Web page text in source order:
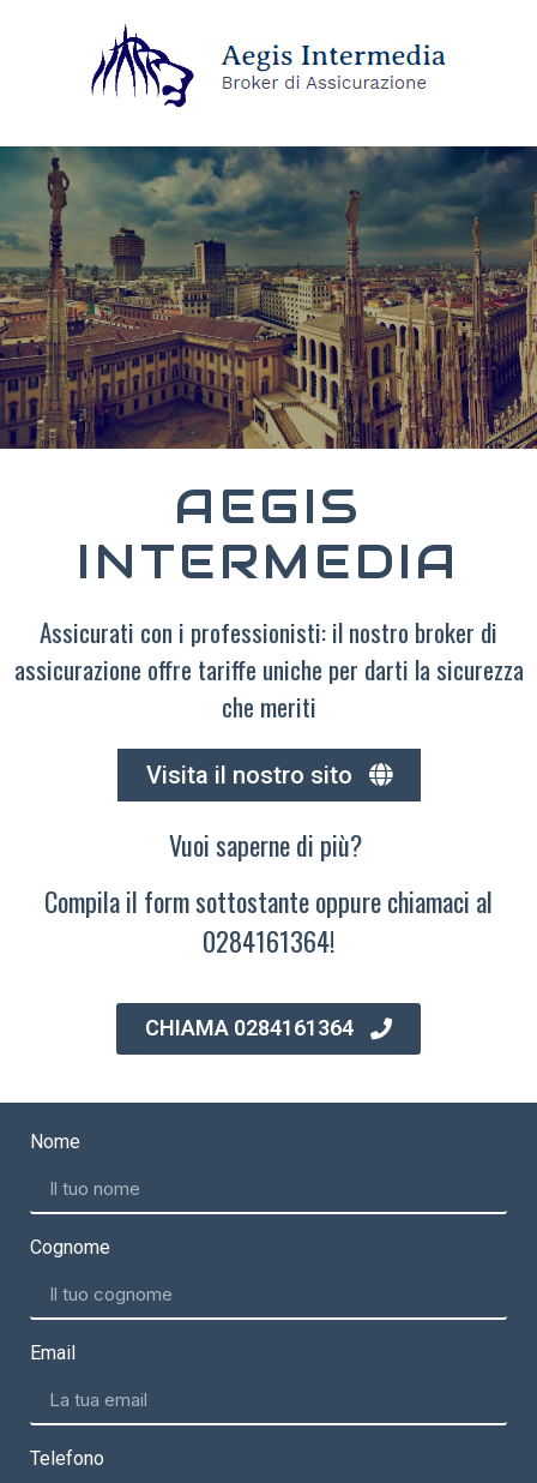
AEGIS
INTERMEDIA
Assicurati con i professionisti: il nostro broker di
assicurazione offre tariffe uniche per darti la sicurezza
che meriti
Visita il nostro sito
Vuoi saperne di più?
Compila il form sottostante oppure chiamaci al
0284161364!
CHIAMA 0284161364
Nome
Cognome
Email
Telefono